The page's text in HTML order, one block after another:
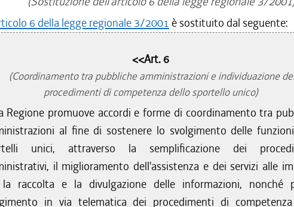
6 della legge regionale 3/2001 è sostituito dal seguente:
<<Art. 6
(Coordinamento tra pubbliche amministrazioni e individuazione
procedimenti di competenza dello sportello unico)
Regione promuove accordi e forme di coordinamento tra
al fine di sostenere lo svolgimento delle
unici, attraverso la semplificazione dei
il miglioramento dell'assistenza e dei servizi alle
raccolta e la divulgazione delle informazioni, nonché
in via telematica dei procedimenti di